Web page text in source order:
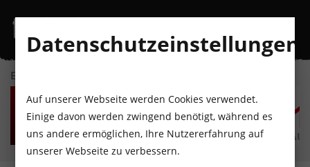
EVENTKALENDER
FR
7
AUGUST
SA
8
AUGUST
SO
9
AUGUST
MO
10
AUGUST
DI
11
AUGUST
Datenschutzeinstellungen
Auf unserer Webseite werden Cookies verwendet.
Einige davon werden zwingend benötigt, während es
uns andere ermöglichen, Ihre Nutzererfahrung auf
unserer Webseite zu verbessern.